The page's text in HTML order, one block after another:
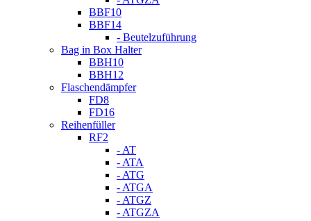
BBF10
BBF14
- Beutelzuführung
Bag in Box Halter
BBH10
BBH12
Flaschendämpfer
FD8
FD16
Reihenfüller
RF2
- AT
- ATA
- ATG
- ATGA
- ATGZ
- ATGZA